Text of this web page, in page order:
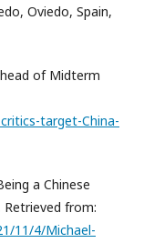
Oviedo, Spain,
of Midterm
target-China-
a Chinese
Retrieved from:
11/4/Michael-